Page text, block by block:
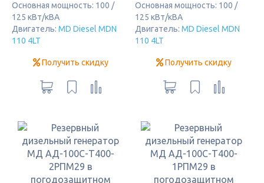
Основная мощность: 100 /
125 кВт/кВА
Двигатель: MD Diesel MDN
110 4LT
Получить скидку
Основная мощность: 100 /
125 кВт/кВА
Двигатель: MD Diesel MDN
110 4LT
Получить скидку